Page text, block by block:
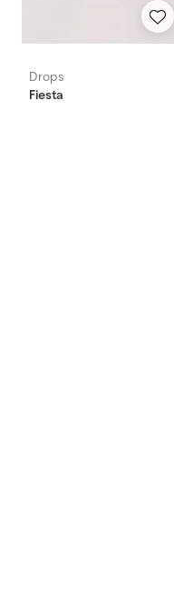
Drops
Fiesta